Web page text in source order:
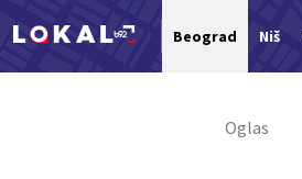
Beograd Niš